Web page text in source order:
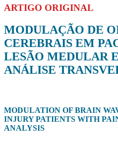
ARTIGO ORIGINAL
MODULAÇÃO DE
CEREBRAIS EM
LESÃO MEDULAR
ANÁLISE
MODULATION OF BRAIN
INJURY PATIENTS WITH
ANALYSIS